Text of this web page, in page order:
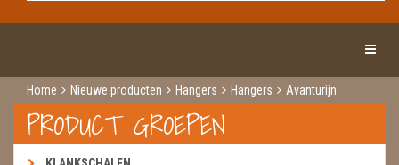
Home Nieuwe producten Hangers Hangers Avanturijn
PRODUCT GROEPEN